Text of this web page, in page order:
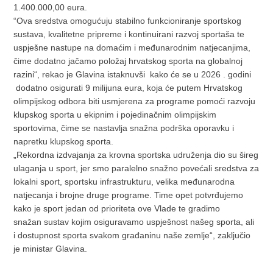
1.400.000,00 eura.
“Ova sredstva omogućuju stabilno funkcioniranje sportskog
sustava, kvalitetne pripreme i kontinuirani razvoj sportaša te
uspješne nastupe na domaćim i međunarodnim natjecanjima,
čime dodatno jačamo položaj hrvatskog sporta na globalnoj
razini“, rekao je Glavina istaknuvši kako će se u 2026 . godini
dodatno osigurati 9 milijuna eura, koja će putem Hrvatskog
olimpijskog odbora biti usmjerena za programe pomoći razvoju
klupskog sporta u ekipnim i pojedinačnim olimpijskim
sportovima, čime se nastavlja snažna podrška oporavku i
napretku klupskog sporta.
„Rekordna izdvajanja za krovna sportska udruženja dio su šireg
ulaganja u sport, jer smo paralelno snažno povećali sredstva za
lokalni sport, sportsku infrastrukturu, velika međunarodna
natjecanja i brojne druge programe. Time opet potvrđujemo
kako je sport jedan od prioriteta ove Vlade te gradimo
snažan sustav kojim osiguravamo uspješnost našeg sporta, ali
i dostupnost sporta svakom građaninu naše zemlje“, zaključio
je ministar Glavina.